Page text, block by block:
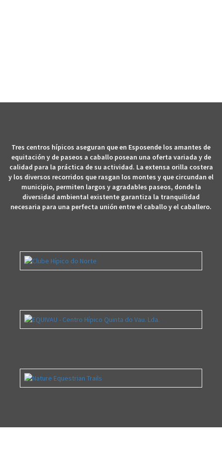
Tres centros hípicos aseguran que en Esposende los amantes de
equitación y de paseos a caballo posean una oferta variada y de
calidad para la práctica de su actividad. La extensa orilla costera
y los diversos recorridos que rasgan los montes y que circundan el
municipio, permiten largos y agradables paseos, donde la
diversidad ambiental existente garantiza la tranquilidad
necesaria para una perfecta unión entre el caballo y el caballero.